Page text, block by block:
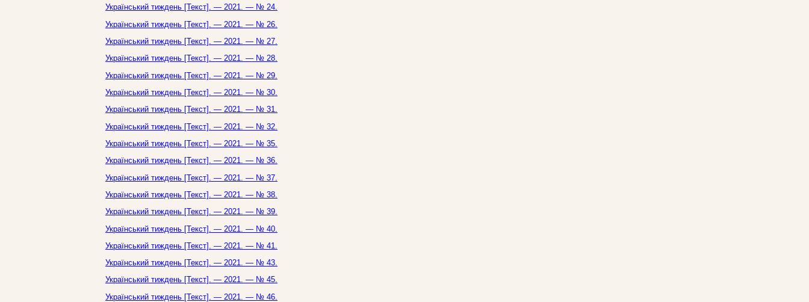
Український тиждень [Текст]. — 2021. — № 24.
Український тиждень [Текст]. — 2021. — № 26.
Український тиждень [Текст]. — 2021. — № 27.
Український тиждень [Текст]. — 2021. — № 28.
Український тиждень [Текст]. — 2021. — № 29.
Український тиждень [Текст]. — 2021. — № 30.
Український тиждень [Текст]. — 2021. — № 31.
Український тиждень [Текст]. — 2021. — № 32.
Український тиждень [Текст]. — 2021. — № 35.
Український тиждень [Текст]. — 2021. — № 36.
Український тиждень [Текст]. — 2021. — № 37.
Український тиждень [Текст]. — 2021. — № 38.
Український тиждень [Текст]. — 2021. — № 39.
Український тиждень [Текст]. — 2021. — № 40.
Український тиждень [Текст]. — 2021. — № 41.
Український тиждень [Текст]. — 2021. — № 43.
Український тиждень [Текст]. — 2021. — № 45.
Український тиждень [Текст]. — 2021. — № 46.